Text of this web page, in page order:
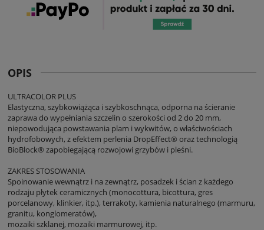
OPIS
ULTRACOLOR PLUS
Elastyczna, szybkowiążąca i szybkoschnąca, odporna na ścieranie
zaprawa do wypełniania szczelin o szerokości od 2 do 20 mm,
niepowodująca powstawania plam i wykwitów, o właściwościach
hydrofobowych, z efektem perlenia DropEffect® oraz technologią
BioBlock® zapobiegającą rozwojowi grzybów i pleśni.
ZAKRES STOSOWANIA
Spoinowanie wewnątrz i na zewnątrz, posadzek i ścian z każdego
rodzaju płytek ceramicznych (monocottura, bicottura, gres
porcelanowy, klinkier, itp.), terrakoty, kamienia naturalnego (marmuru,
granitu, konglomeratów),
mozaiki szklanej, mozaiki marmurowej, itp.